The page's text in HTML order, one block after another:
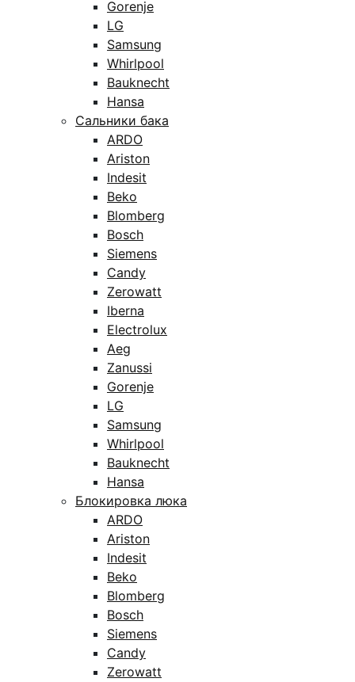
Gorenje
LG
Samsung
Whirlpool
Bauknecht
Hansa
Сальники бака
ARDO
Ariston
Indesit
Beko
Blomberg
Bosch
Siemens
Candy
Zerowatt
Iberna
Electrolux
Aeg
Zanussi
Gorenje
LG
Samsung
Whirlpool
Bauknecht
Hansa
Блокировка люка
ARDO
Ariston
Indesit
Beko
Blomberg
Bosch
Siemens
Candy
Zerowatt